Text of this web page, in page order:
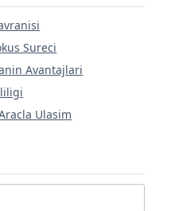
Sureci
Avantajlari
Ulasim